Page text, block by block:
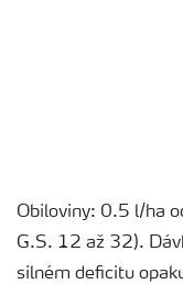
Obiloviny: 0.5 l/ha
G.S. 12 až 32).
silném deficitu